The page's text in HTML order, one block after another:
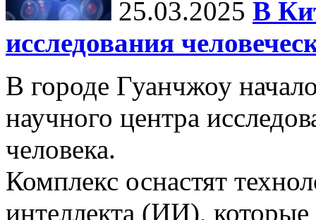
25.03.2025 В
исследования
В городе Гуанчжоу
научного центра
человека.
Комплекс оснастят
интеллекта (ИИ),